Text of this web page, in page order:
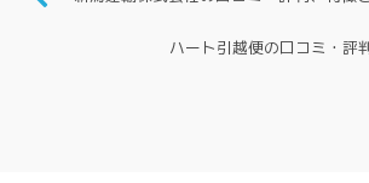
ハート引越便の口コミ・評